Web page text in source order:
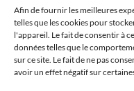
Afin de fournir les meilleures
telles que les cookies pour
l'appareil. Le fait de consentir à
données telles que le
sur ce site. Le fait de ne pas
avoir un effet négatif sur